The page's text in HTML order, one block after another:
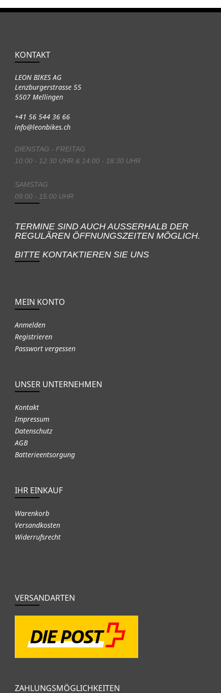
KONTAKT
LEON BIKES AG
Lenzburgerstrasse 55
5507 Mellingen
+41 56 544 36 66
info@leonbikes.ch
DIENSTAG - FREITAG
10:00 - 12:30 UHR & 14:00 - 18:30 UHR
SAMSTAG
09:00 - 15:00 UHR
TERMINE SIND AUCH AUSSERHALB DER
REGULÄREN ÖFFNUNGSZEITEN MÖGLICH.
BITTE KONTAKTIEREN SIE UNS
MEIN KONTO
Anmelden
Registrieren
Passwort vergessen
UNSER UNTERNEHMEN
Kontakt
Impressum
Datenschutz
AGB
Batterieentsorgung
IHR EINKAUF
Warenkorb
Versandkosten
Widerrufsrecht
VERSANDARTEN
ZAHLUNGSMÖGLICHKEITEN